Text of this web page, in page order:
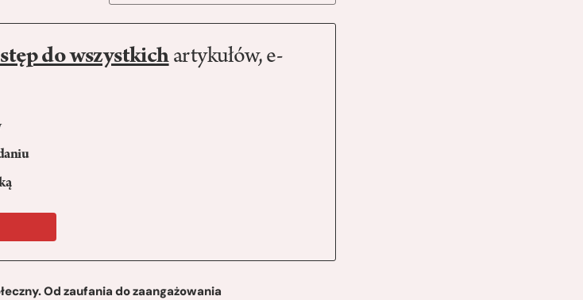
do wszystkichartykułów, e-
Od zaufania do zaangażowania